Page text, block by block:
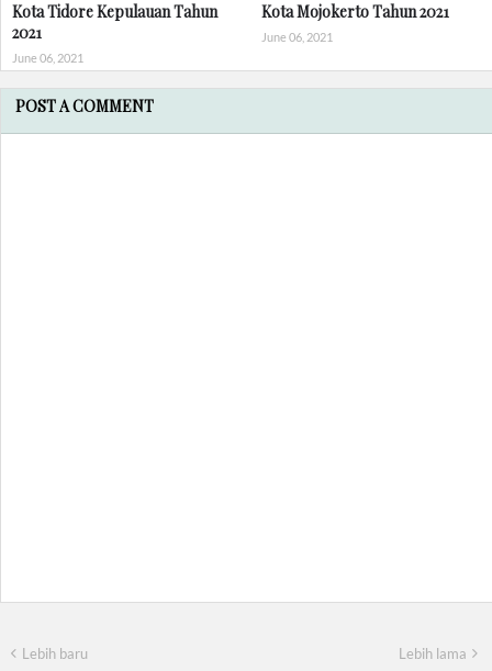
Kota Tidore Kepulauan Tahun
2021
June 06, 2021
Kota Mojokerto Tahun 2021
June 06, 2021
POST A COMMENT
Lebih baru Lebih lama